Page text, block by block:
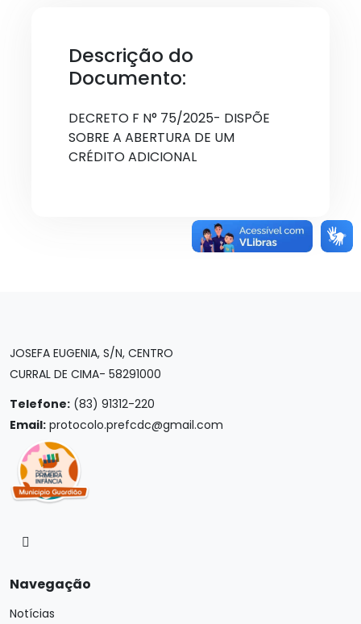
Descrição do
Documento:
DECRETO F N° 75/2025- DISPÕE
SOBRE A ABERTURA DE UM
CRÉDITO ADICIONAL
JOSEFA EUGENIA, S/N, CENTRO
CURRAL DE CIMA- 58291000
Telefone: (83) 91312-220
Email: protocolo.prefcdc@gmail.com
Navegação
Notícias